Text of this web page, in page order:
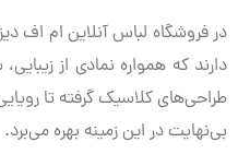
در فروشگاه لباس آنلاین ام اف
دارند که همواره نمادی از
طراحی‌های کلاسیک گرفته تا
بی‌نهایت در این زمینه بهره می‌برد.